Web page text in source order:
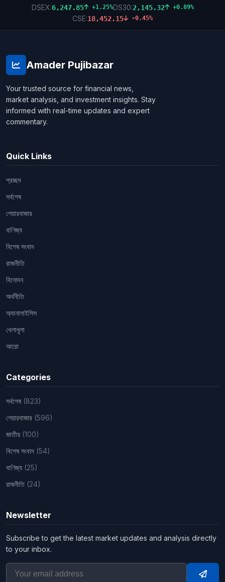
DSEX:6,247.85 +1.25%DS30:2,145.32 +0.89%
CSE:18,452.15 -0.45%
Amader Pujibazar
Your trusted source for financial news,
market analysis, and investment insights. Stay
informed with real-time updates and expert
commentary.
Quick Links
প্রচ্ছদ
সর্বশেষ
শেয়ারবাজার
বাণিজ্য
বিশেষ সংবাদ
রাজনীতি
বিনোদন
অর্থনীতি
অ্যানালাইসিস
খেলাধুলা
আরো
Categories
সর্বশেষ (823)
শেয়ারবাজার (596)
জাতীয় (100)
বিশেষ সংবাদ (54)
বাণিজ্য (25)
রাজনীতি (24)
Newsletter
Subscribe to get the latest market updates and analysis directly
to your inbox.